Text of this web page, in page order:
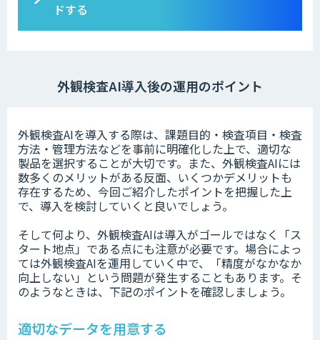
ドする
外観検査AI導入後の運用のポイント
外観検査AIを導入する際は、課題目的・検査項目・検査
方法・管理方法などを事前に明確化した上で、適切な
製品を選択することが大切です。また、外観検査AIには
数多くのメリットがある反面、いくつかデメリットも
存在するため、今回ご紹介したポイントを把握した上
で、導入を検討していくと良いでしょう。
そして何より、外観検査AIは導入がゴールではなく「ス
タート地点」である点にも注意が必要です。場合によっ
ては外観検査AIを運用していく中で、「精度がなかなか
向上しない」という問題が発生することもあります。そ
のようなときは、下記のポイントを確認しましょう。
適切なデータを用意する